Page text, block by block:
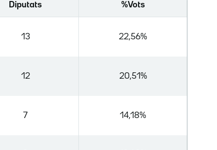
Diputats %Vots
13 22,56%
12 20,51%
7 14,18%